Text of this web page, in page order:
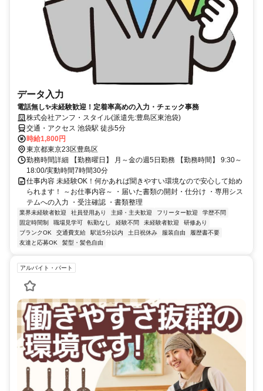
データ入力
電話無し✨未経験歓迎！定着率高めの入力・チェック事務
株式会社アンフ・スタイル(派遣先:豊島区東池袋)
交通・アクセス 池袋駅 徒歩5分
時給1,800円
東京都東京23区豊島区
勤務時間詳細 【勤務曜日】 月～金の週5日勤務 【勤務時間】 9:30～
18:00/実動時間7時間30分
仕事内容 未経験OK！何かあれば聞きやすい環境なので安心して始め
られます！ ～お仕事内容～ ・届いた書類の開封・仕分け ・専用シス
テムへの入力 ・受注確認 ・書類整理
業界未経験者歓迎 社員登用あり 主婦・主夫歓迎 フリーター歓迎
学歴不問
固定時間制
職場見学可 転勤なし 経験不問 未経験者歓迎
研修あり
ブランクOK
交通費支給 駅近5分以内 土日祝休み 服装自由
履歴書不要
友達と応募OK
髪型・髪色自由
アルバイト・パート